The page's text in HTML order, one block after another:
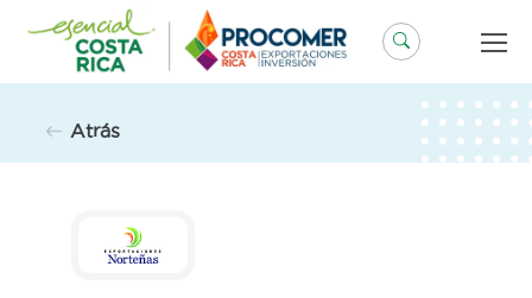
contenido
Atrás